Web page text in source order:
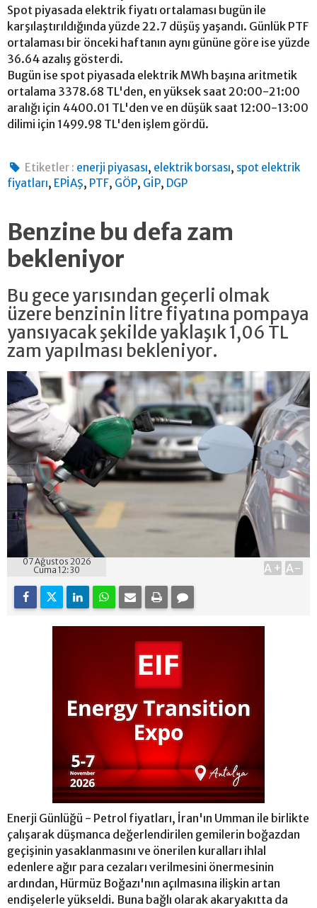
Spot piyasada elektrik fiyatı ortalaması bugün ile
karşılaştırıldığında yüzde 22.7 düşüş yaşandı. Günlük PTF
ortalaması bir önceki haftanın aynı gününe göre ise yüzde
36.64 azalış gösterdi.
Bugün ise spot piyasada elektrik MWh başına aritmetik
ortalama 3378.68 TL'den, en yüksek saat 20:00-21:00
aralığı için 4400.01 TL'den ve en düşük saat 12:00-13:00
dilimi için 1499.98 TL'den işlem gördü.
Etiketler : enerji piyasası, elektrik borsası, spot elektrik
fiyatları, EPİAŞ, PTF, GÖP, GİP, DGP
Benzine bu defa zam
bekleniyor
Bu gece yarısından geçerli olmak
üzere benzinin litre fiyatına pompaya
yansıyacak şekilde yaklaşık 1,06 TL
zam yapılması bekleniyor.
07 Ağustos 2026
Cuma 12:30
A+ A-
Enerji Günlüğü - Petrol fiyatları, İran'ın Umman ile birlikte
çalışarak düşmanca değerlendirilen gemilerin boğazdan
geçişinin yasaklanmasını ve önerilen kuralları ihlal
edenlere ağır para cezaları verilmesini önermesinin
ardından, Hürmüz Boğazı'nın açılmasına ilişkin artan
endişelerle yükseldi. Buna bağlı olarak akaryakıtta da